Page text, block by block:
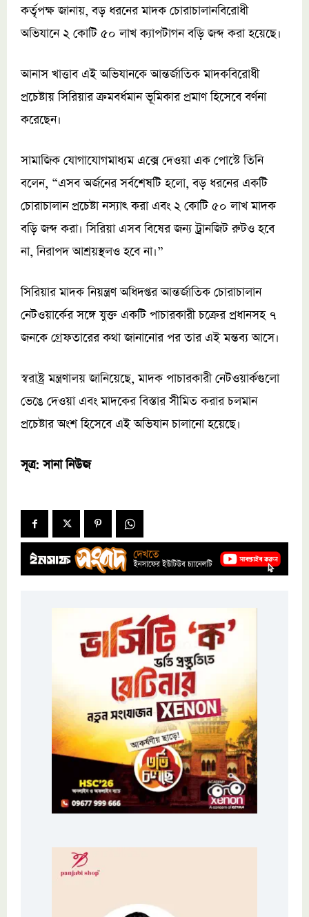
কর্তৃপক্ষ জানায়, বড় ধরনের মাদক চোরাচালানবিরোধী
অভিযানে ২ কোটি ৫০ লাখ ক্যাপটাগন বড়ি জব্দ করা হয়েছে।
আনাস খাত্তাব এই অভিযানকে আন্তর্জাতিক মাদকবিরোধী
প্রচেষ্টায় সিরিয়ার ক্রমবর্ধমান ভূমিকার প্রমাণ হিসেবে বর্ণনা
করেছেন।
সামাজিক যোগাযোগমাধ্যম এক্সে দেওয়া এক পোস্টে তিনি
বলেন, “এসব অর্জনের সর্বশেষটি হলো, বড় ধরনের একটি
চোরাচালান প্রচেষ্টা নস্যাৎ করা এবং ২ কোটি ৫০ লাখ মাদক
বড়ি জব্দ করা। সিরিয়া এসব বিষের জন্য ট্রানজিট রুটও হবে
না, নিরাপদ আশ্রয়স্থলও হবে না।”
সিরিয়ার মাদক নিয়ন্ত্রণ অধিদপ্তর আন্তর্জাতিক চোরাচালান
নেটওয়ার্কের সঙ্গে যুক্ত একটি পাচারকারী চক্রের প্রধানসহ ৭
জনকে গ্রেফতারের কথা জানানোর পর তার এই মন্তব্য আসে।
স্বরাষ্ট্র মন্ত্রণালয় জানিয়েছে, মাদক পাচারকারী নেটওয়ার্কগুলো
ভেঙে দেওয়া এবং মাদকের বিস্তার সীমিত করার চলমান
প্রচেষ্টার অংশ হিসেবে এই অভিযান চালানো হয়েছে।
সূত্র: সানা নিউজ